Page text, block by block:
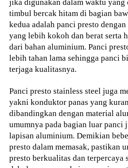
jika digunakan dalam waktu yang
timbul bercak hitam di bagian
kedua adalah panci presto
yang lebih kokoh dan berat serta
dari bahan aluminium. Panci
lebih tahan lama sehingga panci
terjaga kualitasnya.
Panci presto stainless steel juga
yakni konduktor panas yang
dibandingkan dengan material
umumnya pada bagian luar panci
lapisan aluminium. Demikian
presto dalam memasak, pastikan
presto berkualitas dan terpercaya